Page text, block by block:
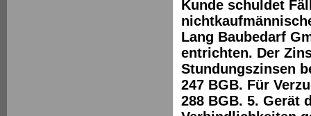
Kunde schuldet
Lang Baubedarf
entrichten. Der
Stundungszinsen
247 BGB. Für
288 BGB. 5. Gerät